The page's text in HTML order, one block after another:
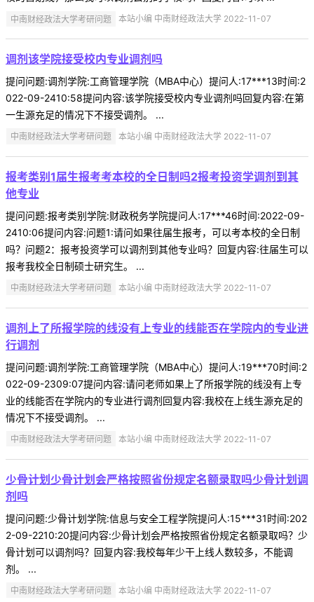
中南财经政法大学考研问题 本站小编 中南财经政法大学 2022-11-07
调剂该学院接受校内专业调剂吗
提问问题:调剂学院:工商管理学院（MBA中心）提问人:17***13时间:2
022-09-2410:58提问内容:该学院接受校内专业调剂吗回复内容:在第
一生源充足的情况下不接受调剂。 ...
中南财经政法大学考研问题 本站小编 中南财经政法大学 2022-11-07
报考类别1届生报考考本校的全日制吗2报考投资学调剂到其
他专业
提问问题:报考类别学院:财政税务学院提问人:17***46时间:2022-09-
2410:06提问内容:问题1:请问如果往届生报考，可以考本校的全日制
吗？问题2：报考投资学可以调剂到其他专业吗？回复内容:往届生可以
报考我校全日制硕士研究生。 ...
中南财经政法大学考研问题 本站小编 中南财经政法大学 2022-11-07
调剂上了所报学院的线没有上专业的线能否在学院内的专业进
行调剂
提问问题:调剂学院:工商管理学院（MBA中心）提问人:19***70时间:2
022-09-2309:07提问内容:请问老师如果上了所报学院的线没有上专
业的线能否在学院内的专业进行调剂回复内容:我校在上线生源充足的
情况下不接受调剂。 ...
中南财经政法大学考研问题 本站小编 中南财经政法大学 2022-11-07
少骨计划少骨计划会严格按照省份规定名额录取吗少骨计划调
剂吗
提问问题:少骨计划学院:信息与安全工程学院提问人:15***31时间:202
2-09-2210:20提问内容:少骨计划会严格按照省份规定名额录取吗？少
骨计划可以调剂吗？回复内容:我校每年少干上线人数较多，不能调
剂。 ...
中南财经政法大学考研问题 本站小编 中南财经政法大学 2022-11-07